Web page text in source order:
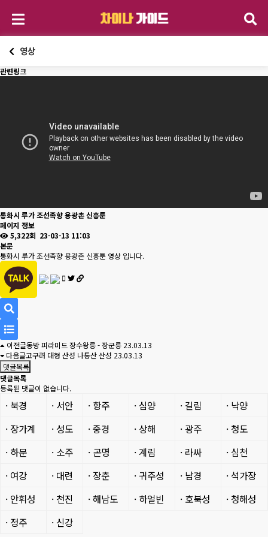
영상
관련링크
통화시 루가 조선족향 용광촌 신흥툰
페이지 정보
5,322회 23-03-13 11:03
본문
통화시 루가 조선족향 용광촌 신흥툰 영상 입니다.
검
색
목
록
이전글동방 피라미드 장수왕릉 - 장군릉 23.03.13
다음글고구려 대형 산성 나통산 산성 23.03.13
댓글목록
댓글목록
등록된 댓글이 없습니다.
· 북경 · 서안 · 항주 · 심양 · 길림
· 낙양
· 장가계
· 성도 · 중경 · 상해 · 광주
· 청도
· 하문
· 소주 · 곤명 · 계림 · 라싸
· 심천
· 여강
· 대련 · 장춘 · 귀주성 · 남경
· 석가장
· 안휘성
· 천진 · 해남도 · 하얼빈 · 호북성
· 청해성
· 정주
· 신강